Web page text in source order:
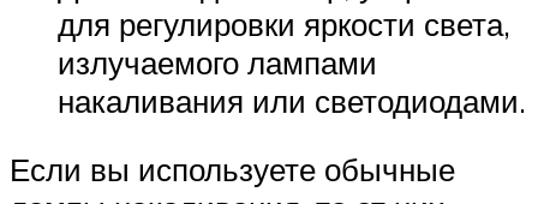
для регулировки яркости света,
излучаемого лампами
накаливания или светодиодами.
Если вы используете обычные